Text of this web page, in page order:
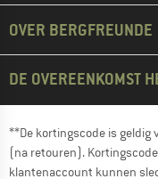
OVER BERGFREUNDE
DE OVEREENKOMST
**De kortingscode is geldig
(na retouren).
klantenaccount kunnen